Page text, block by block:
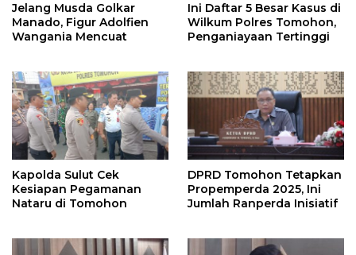
Jelang Musda Golkar
Manado, Figur Adolfien
Wangania Mencuat
Ini Daftar 5 Besar Kasus di
Wilkum Polres Tomohon,
Penganiayaan Tertinggi
Kapolda Sulut Cek
Kesiapan Pegamanan
Nataru di Tomohon
DPRD Tomohon Tetapkan
Propemperda 2025, Ini
Jumlah Ranperda Inisiatif